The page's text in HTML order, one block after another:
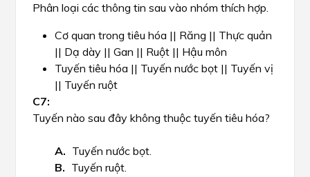
Phân loại các thông tin sau vào nhóm thích hợp.
Cơ quan trong tiêu hóa || Răng || Thực quản
|| Dạ dày || Gan || Ruột || Hậu môn
Tuyến tiêu hóa || Tuyến nước bọt || Tuyến vị
|| Tuyến ruột
Tuyến nào sau đây không thuộc tuyến tiêu hóa?
Tuyến nước bọt.
Tuyến ruột.